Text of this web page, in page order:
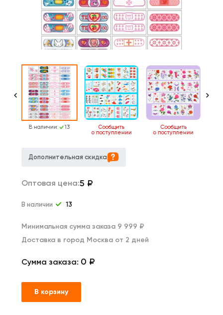
В наличии: 13
Сообщить
о поступлении
Сообщить
о поступлении
Дополнительная скидка
Оптовая цена:5 ₽
В наличии 13
Минимальная сумма заказа 9 999 ₽
Доставка в город Москва от 2 дней
Сумма заказа: 0 ₽
В корзину